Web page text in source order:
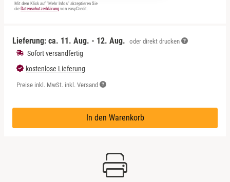
Mit dem Klick auf "Mehr Infos" akzeptieren Sie
die Datenschutzerklärung von easyCredit.
Lieferung: ca. 11. Aug. - 12. Aug. oder direkt drucken
Sofort versandfertig
kostenlose Lieferung
Preise inkl. MwSt. inkl. Versand
In den Warenkorb